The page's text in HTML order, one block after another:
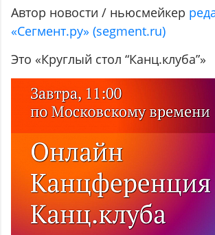
Автор новости / ньюсмейкер
«Сегмент.ру» (segment.ru)
Это «Круглый стол “Канц.клуба”»